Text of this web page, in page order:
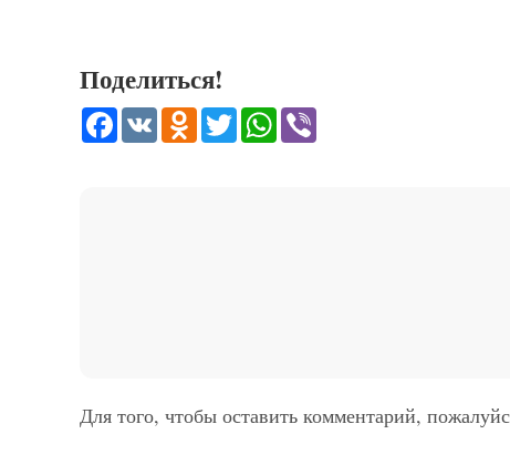
Поделиться!
Facebook
VK Odnoklassniki
TwitterWhatsApp
Для того, чтобы оставить комментарий,